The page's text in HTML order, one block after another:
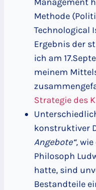
Methode
Technological
Ergebnis der
ich am
meinem
Strategie des
konstruktiver
Angebote“,wie
Philosoph
hatte, sind
Bestandteile